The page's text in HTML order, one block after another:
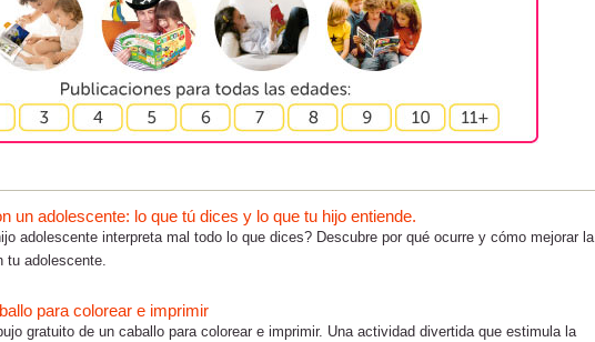
un adolescente: lo que tú dices y lo que tu hijo entiende.
adolescente interpreta mal todo lo que dices? Descubre por qué ocurre y cómo mejorar la
tu adolescente.
para colorear e imprimir
gratuito de un caballo para colorear e imprimir. Una actividad divertida que estimula la